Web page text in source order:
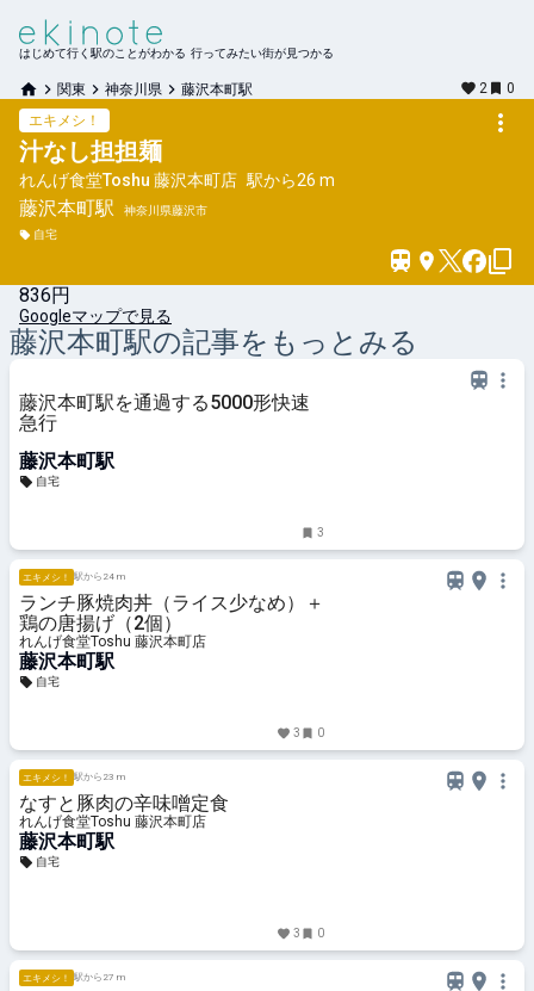
はじめて行く駅のことがわかる 行ってみたい街が見つかる
関東 神奈川県 藤沢本町駅 2
0
エキメシ！
汁なし担担麺
れんげ食堂Toshu 藤沢本町店 駅から26 m
藤沢本町駅
神奈川県藤沢市
自宅
836円
Googleマップで見る
藤沢本町駅の記事をもっとみる
藤沢本町駅を通過する5000形快速
急行
藤沢本町駅
自宅
3
エキメシ！ 駅から24 m
ランチ豚焼肉丼（ライス少なめ）＋
鶏の唐揚げ（2個）
れんげ食堂Toshu 藤沢本町店
藤沢本町駅
自宅
3 0
エキメシ！ 駅から23 m
なすと豚肉の辛味噌定食
れんげ食堂Toshu 藤沢本町店
藤沢本町駅
自宅
3 0
エキメシ！ 駅から27 m